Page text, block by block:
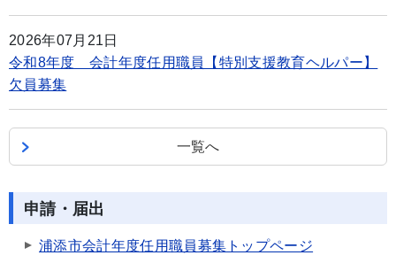
2026年07月21日
令和8年度 会計年度任用職員【特別支援教育ヘルパー】
欠員募集
一覧へ
申請・届出
浦添市会計年度任用職員募集トップページ